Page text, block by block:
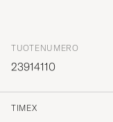
TUOTENUMERO
23914110
TIMEX